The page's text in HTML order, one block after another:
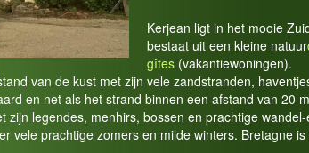
Kerjean ligt in het mooie
bestaat uit een kleine natuur
gîtes (vakantiewoningen).
van de kust met zijn vele zandstranden,
en net als het strand binnen een afstand van 20
zijn legendes, menhirs, bossen en prachtige
vele prachtige zomers en milde winters. Bretagne